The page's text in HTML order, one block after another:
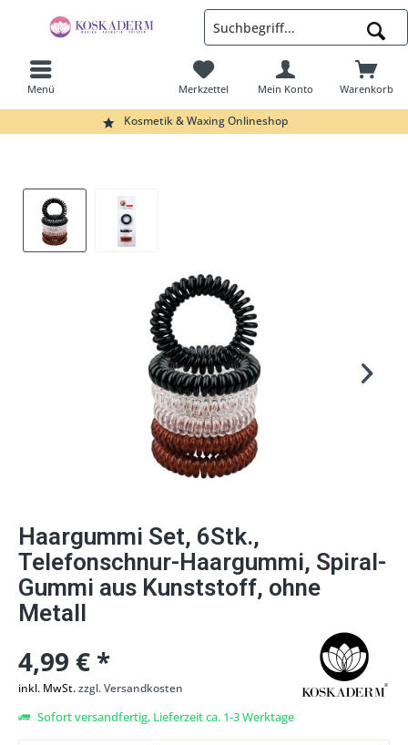
Kosmetik & Waxing Onlineshop
Menü Warenkorb
Merkzettel Mein Konto
Haargummi Set, 6Stk.,
Telefonschnur-Haargummi, Spiral-
Gummi aus Kunststoff, ohne
Metall
4,99 € *
inkl. MwSt.zzgl. Versandkosten
Sofort versandfertig, Lieferzeit ca. 1-3 Werktage